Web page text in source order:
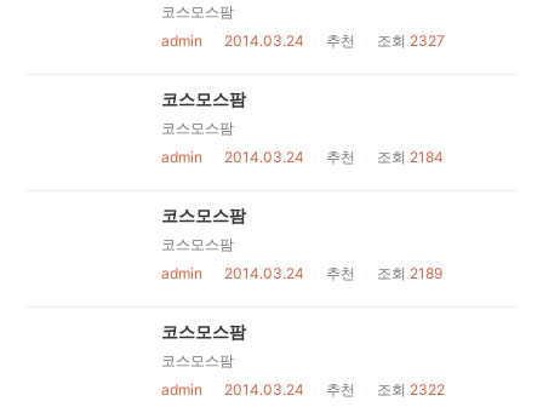
코스모스팜
admin
2014.03.24 추천 조회 2327
코스모스팜
코스모스팜
admin
2014.03.24 추천 조회 2184
코스모스팜
코스모스팜
admin
2014.03.24 추천 조회 2189
코스모스팜
코스모스팜
admin
2014.03.24 추천 조회 2322